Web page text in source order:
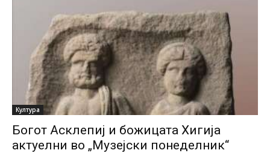
Култура
Богот Асклепиј и божицата Хигија
актуелни во „Музејски понеделник“